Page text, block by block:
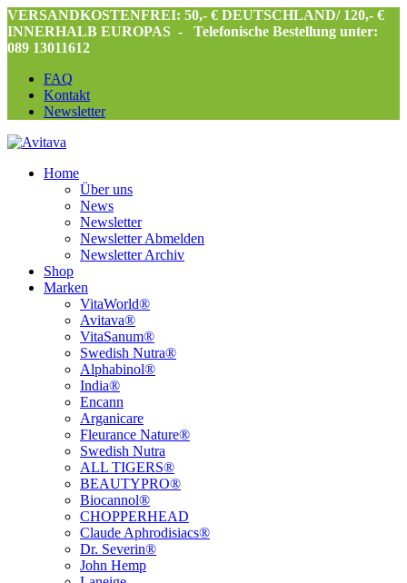
VERSANDKOSTENFREI: 50,- € DEUTSCHLAND/ 120,- €
INNERHALB EUROPAS -
Telefonische Bestellung unter:
089 13011612
FAQ
Kontakt
Newsletter
Home
Über uns
News
Newsletter
Newsletter Abmelden
Newsletter Archiv
Shop
Marken
VitaWorld®
Avitava®
VitaSanum®
Swedish Nutra®
Alphabinol®
India®
Encann
Arganicare
Fleurance Nature®
Swedish Nutra
ALL TIGERS®
BEAUTYPRO®
Biocannol®
CHOPPERHEAD
Claude Aphrodisiacs®
Dr. Severin®
John Hemp